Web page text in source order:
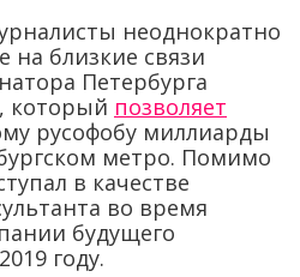
неоднократно
близкие связи
Петербурга
который позволяет
русофобу миллиарды
метро. Помимо
в качестве
во время
будущего
году.